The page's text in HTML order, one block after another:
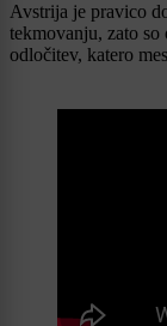
Avstrija je pravico
tekmovanju, zato so
odločitev, katero